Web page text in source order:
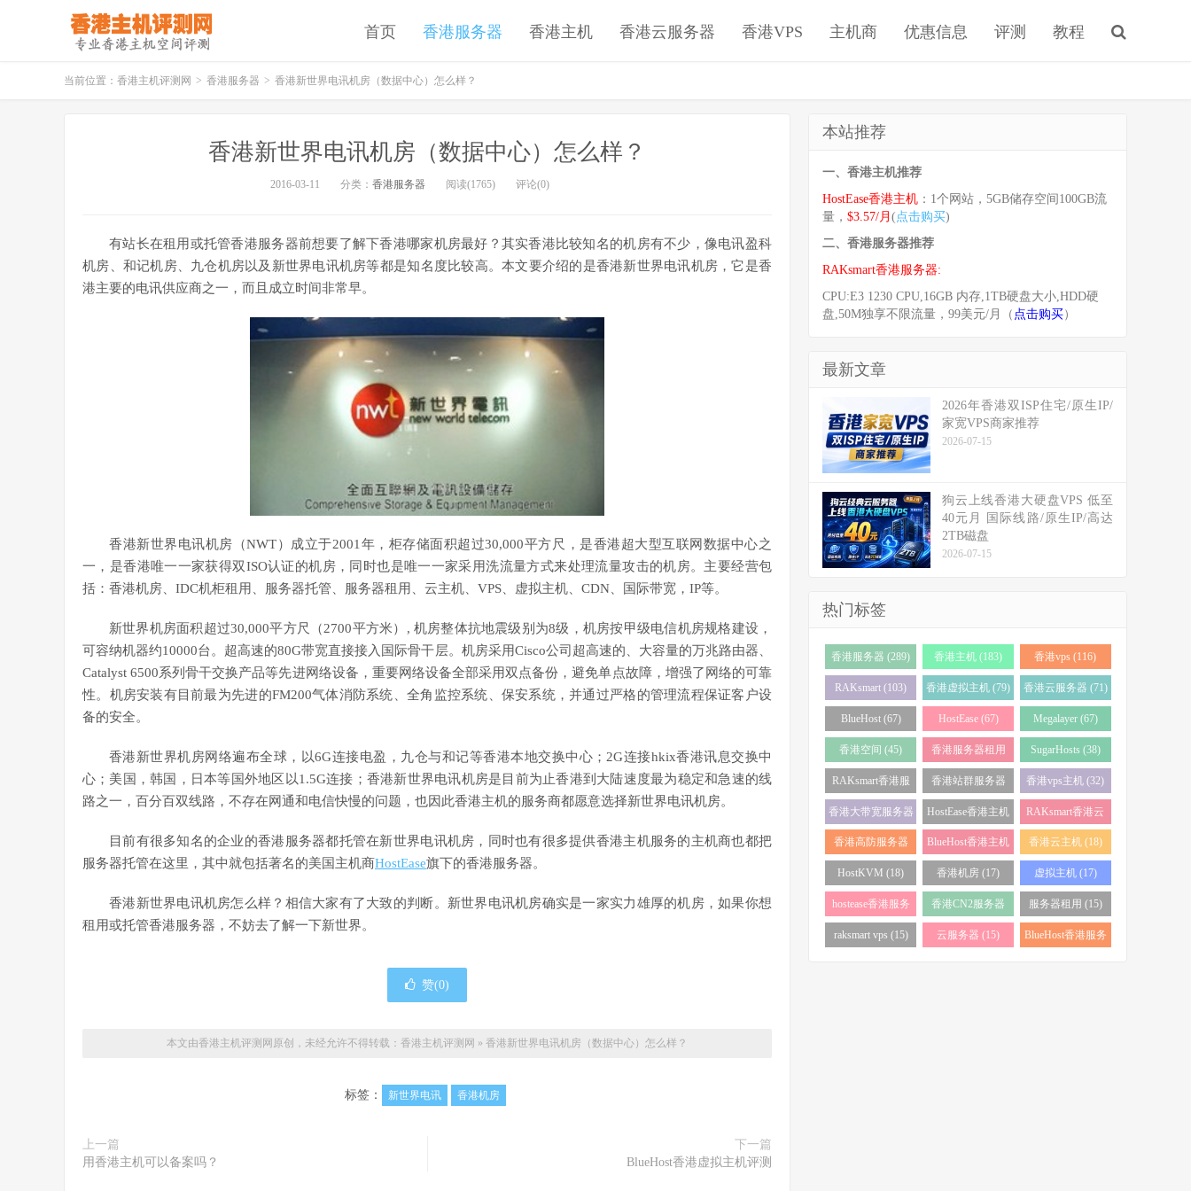
首页 香港服务器 香港主机 香港云服务器 香港VPS 主机商 优惠信息 评测 教程
当前位置： 香港主机评测网 > 香港服务器 > 香港新世界电讯机房（数据中心）怎么样？
香港新世界电讯机房（数据中心）怎么样？
2016-03-11 分类： 香港服务器 阅读(1765) 评论(0)
有站长在租用或托管香港服务器前想要了解下香港哪家机房最好？其实香港比较知名的机房有不少，像电讯盈科
机房、和记机房、九仓机房以及新世界电讯机房等都是知名度比较高。本文要介绍的是香港新世界电讯机房，它是香
港主要的电讯供应商之一，而且成立时间非常早。
香港新世界电讯机房（NWT）成立于2001年，柜存储面积超过30,000平方尺，是香港超大型互联网数据中心之
一，是香港唯一一家获得双ISO认证的机房，同时也是唯一一家采用洗流量方式来处理流量攻击的机房。主要经营包
括：香港机房、IDC机柜租用、服务器托管、服务器租用、云主机、VPS、虚拟主机、CDN、国际带宽，IP等。
新世界机房面积超过30,000平方尺（2700平方米）, 机房整体抗地震级别为8级，机房按甲级电信机房规格建设，
可容纳机器约10000台。超高速的80G带宽直接接入国际骨干层。机房采用Cisco公司超高速的、大容量的万兆路由器、
Catalyst 6500系列骨干交换产品等先进网络设备，重要网络设备全部采用双点备份，避免单点故障，增强了网络的可靠
性。机房安装有目前最为先进的FM200气体消防系统、全角监控系统、保安系统，并通过严格的管理流程保证客户设
备的安全。
香港新世界机房网络遍布全球，以6G连接电盈，九仓与和记等香港本地交换中心；2G连接hkix香港讯息交换中
心；美国，韩国，日本等国外地区以1.5G连接；香港新世界电讯机房是目前为止香港到大陆速度最为稳定和急速的线
路之一，百分百双线路，不存在网通和电信快慢的问题，也因此香港主机的服务商都愿意选择新世界电讯机房。
目前有很多知名的企业的香港服务器都托管在新世界电讯机房，同时也有很多提供香港主机服务的主机商也都把
服务器托管在这里，其中就包括著名的美国主机商HostEase旗下的香港服务器。
香港新世界电讯机房怎么样？相信大家有了大致的判断。新世界电讯机房确实是一家实力雄厚的机房，如果你想
租用或托管香港服务器，不妨去了解一下新世界。
赞(0)
本文由香港主机评测网原创，未经允许不得转载： 香港主机评测网 » 香港新世界电讯机房（数据中心）怎么样？
标签： 新世界电讯 香港机房
上一篇
用香港主机可以备案吗？
下一篇
BlueHost香港虚拟主机评测
本站推荐
一、香港主机推荐
HostEase香港主机 ：1个网站，5GB储存空间100GB流
量， $3.57/月 ( 点击购买)
二、香港服务器推荐
RAKsmart香港服务器:
CPU:E3 1230 CPU,16GB 内存,1TB硬盘大小,HDD硬
盘,50M独享不限流量，99美元/月（ 点击购买）
最新文章
2026年香港双ISP住宅/原生IP/
家宽VPS商家推荐
2026-07-15
狗云上线香港大硬盘VPS 低至
40元月 国际线路/原生IP/高达
2TB磁盘
2026-07-15
热门标签
香港服务器 (289) 香港主机 (183) 香港vps (116)
RAKsmart (103) 香港虚拟主机 (79) 香港云服务器 (71)
BlueHost (67) HostEase (67) Megalayer (67)
香港空间 (45)
香港服务器租用
(43)
SugarHosts (38)
RAKsmart香港服
务器 (38)
香港站群服务器
(34)
香港vps主机 (32)
香港大带宽服务器
(32)
HostEase香港主机
(28)
RAKsmart香港云
服务器 (23)
香港高防服务器
(22)
BlueHost香港主机
(21)
香港云主机 (18)
HostKVM (18) 香港机房 (17) 虚拟主机 (17)
hostease香港服务
器 (17)
香港CN2服务器
(17)
服务器租用 (15)
raksmart vps (15) 云服务器 (15)
BlueHost香港服务